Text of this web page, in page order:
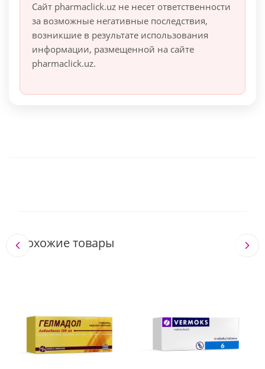
Сайт pharmaclick.uz не несет ответственности
за возможные негативные последствия,
возникшие в результате использования
информации, размещенной на сайте
pharmaclick.uz.
Похожие товары